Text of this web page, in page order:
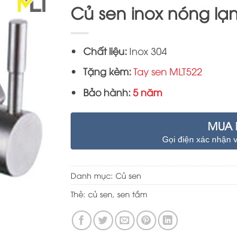
Củ sen inox nóng
Chất liệu:Inox 304
Tặng kèm:Tay sen MLT522
Bảo hành:5 năm
MUA
Gọi điện xác nhận
Danh mục: Củ sen
Thẻ: củ sen, sen tắm